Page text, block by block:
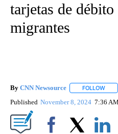
tarjetas de débito
migrantes
By CNN Newsource FOLLOW
Published November 8, 2024 7:36 AM